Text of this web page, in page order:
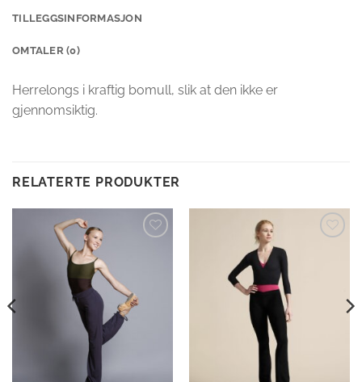
TILLEGGSINFORMASJON
OMTALER (0)
Herrelongs i kraftig bomull, slik at den ikke er
gjennomsiktig.
RELATERTE PRODUKTER